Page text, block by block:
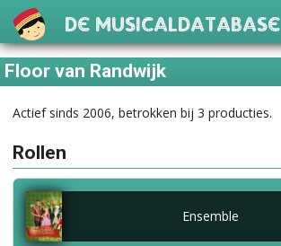
De Musicaldatabase
Floor van Randwijk
Actief sinds 2006, betrokken bij 3 producties.
Rollen
Ensemble